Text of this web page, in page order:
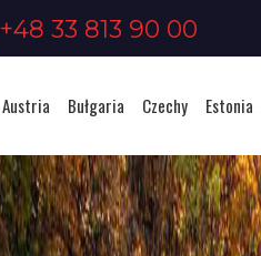
+48 33 813 90 00
Austria Bułgaria Czechy Estonia